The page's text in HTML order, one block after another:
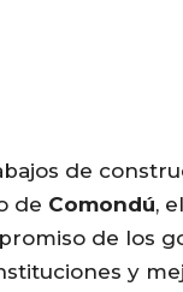
de
de Comondú,
de los
y